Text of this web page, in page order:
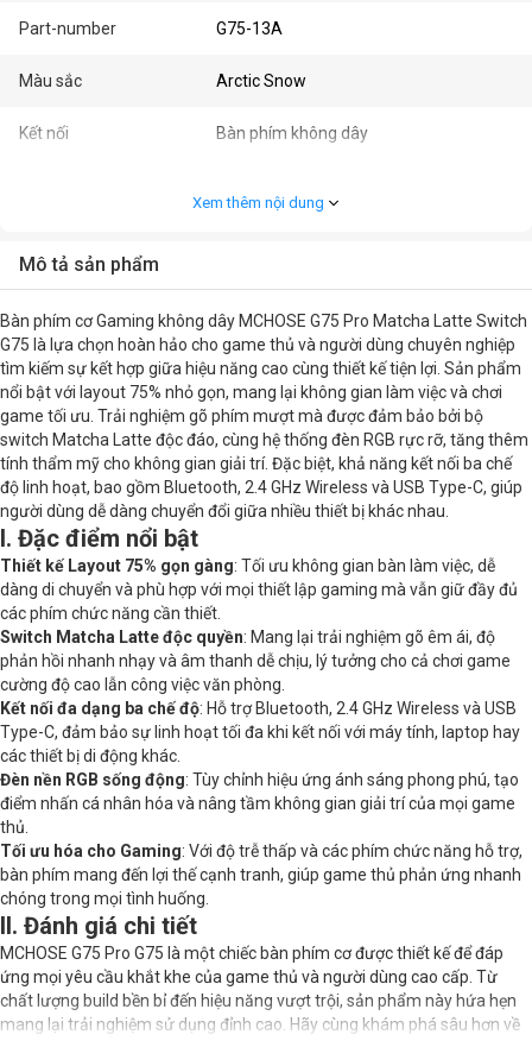
Part-number G75-13A
Màu sắc Arctic Snow
Kết nối Bàn phím không dây
C
Kích thước
Loại bàn phím Bàn phím cơ
Nhu cầu Gaming
Cấu hình chi tiết
Đèn RGB
Kiểu switch Matcha Latte Switch
Phím chức năng Có
Xem thêm nội dung
Mô tả sản phẩm
Bàn phím cơ Gaming không dây MCHOSE G75 Pro Matcha Latte Switch
G75 là lựa chọn hoàn hảo cho game thủ và người dùng chuyên nghiệp
tìm kiếm sự kết hợp giữa hiệu năng cao cùng thiết kế tiện lợi. Sản phẩm
nổi bật với layout 75% nhỏ gọn, mang lại không gian làm việc và chơi
game tối ưu. Trải nghiệm gõ phím mượt mà được đảm bảo bởi bộ
switch Matcha Latte độc đáo, cùng hệ thống đèn RGB rực rỡ, tăng thêm
tính thẩm mỹ cho không gian giải trí. Đặc biệt, khả năng kết nối ba chế
độ linh hoạt, bao gồm Bluetooth, 2.4 GHz Wireless và USB Type-C, giúp
người dùng dễ dàng chuyển đổi giữa nhiều thiết bị khác nhau.
I. Đặc điểm nổi bật
Thiết kế Layout 75% gọn gàng: Tối ưu không gian bàn làm việc, dễ
dàng di chuyển và phù hợp với mọi thiết lập gaming mà vẫn giữ đầy đủ
các phím chức năng cần thiết.
Switch Matcha Latte độc quyền: Mang lại trải nghiệm gõ êm ái, độ
phản hồi nhanh nhạy và âm thanh dễ chịu, lý tưởng cho cả chơi game
cường độ cao lẫn công việc văn phòng.
Kết nối đa dạng ba chế độ: Hỗ trợ Bluetooth, 2.4 GHz Wireless và USB
Type-C, đảm bảo sự linh hoạt tối đa khi kết nối với máy tính, laptop hay
các thiết bị di động khác.
Đèn nền RGB sống động: Tùy chỉnh hiệu ứng ánh sáng phong phú, tạo
điểm nhấn cá nhân hóa và nâng tầm không gian giải trí của mọi game
thủ.
Tối ưu hóa cho Gaming: Với độ trễ thấp và các phím chức năng hỗ trợ,
bàn phím mang đến lợi thế cạnh tranh, giúp game thủ phản ứng nhanh
chóng trong mọi tình huống.
II. Đánh giá chi tiết
MCHOSE G75 Pro G75 là một chiếc bàn phím cơ được thiết kế để đáp
ứng mọi yêu cầu khắt khe của game thủ và người dùng cao cấp. Từ
chất lượng build bền bỉ đến hiệu năng vượt trội, sản phẩm này hứa hẹn
mang lại trải nghiệm sử dụng đỉnh cao. Hãy cùng khám phá sâu hơn về